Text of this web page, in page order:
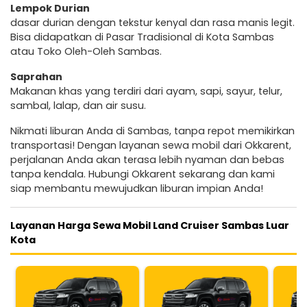
Lempok Durian
dasar durian dengan tekstur kenyal dan rasa manis legit.
Bisa didapatkan di Pasar Tradisional di Kota Sambas
atau Toko Oleh-Oleh Sambas.
Saprahan
Makanan khas yang terdiri dari ayam, sapi, sayur, telur,
sambal, lalap, dan air susu.
Nikmati liburan Anda di Sambas, tanpa repot memikirkan
transportasi! Dengan layanan sewa mobil dari Okkarent,
perjalanan Anda akan terasa lebih nyaman dan bebas
tanpa kendala. Hubungi Okkarent sekarang dan kami
siap membantu mewujudkan liburan impian Anda!
Layanan Harga Sewa Mobil Land Cruiser Sambas Luar
Kota